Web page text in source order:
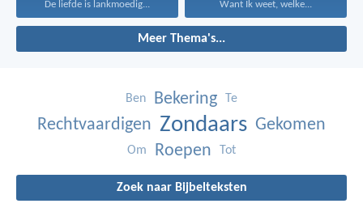
De liefde is lankmoedig... Want Ik weet, welke...
Meer Thema's...
Ben Bekering Te
Rechtvaardigen Zondaars Gekomen
Om Roepen Tot
Zoek naar Bijbelteksten